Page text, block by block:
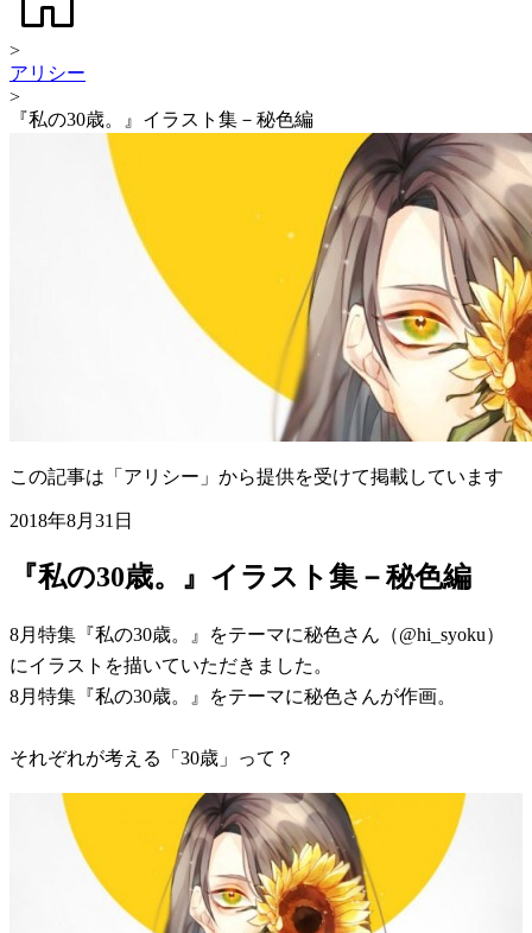
>
アリシー
>
『私の30歳。』イラスト集－秘色編
この記事は「アリシー」から提供を受けて掲載しています
2018年8月31日
『私の30歳。』イラスト集－秘色編
8月特集『私の30歳。』をテーマに秘色さん（@hi_syoku）
にイラストを描いていただきました。
8月特集『私の30歳。』をテーマに秘色さんが作画。
それぞれが考える「30歳」って？